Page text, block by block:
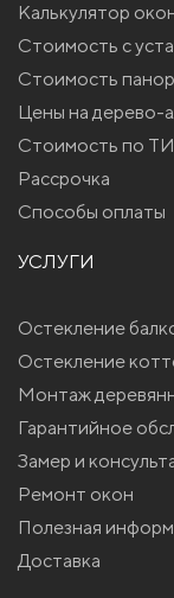
Калькулятор
Стоимость с
Стоимость
Цены на дерево-
Стоимость по
Рассрочка
Способы оплаты
УСЛУГИ
Остекление
Остекление
Монтаж
Гарантийное
Замер и
Ремонт окон
Полезная
Доставка